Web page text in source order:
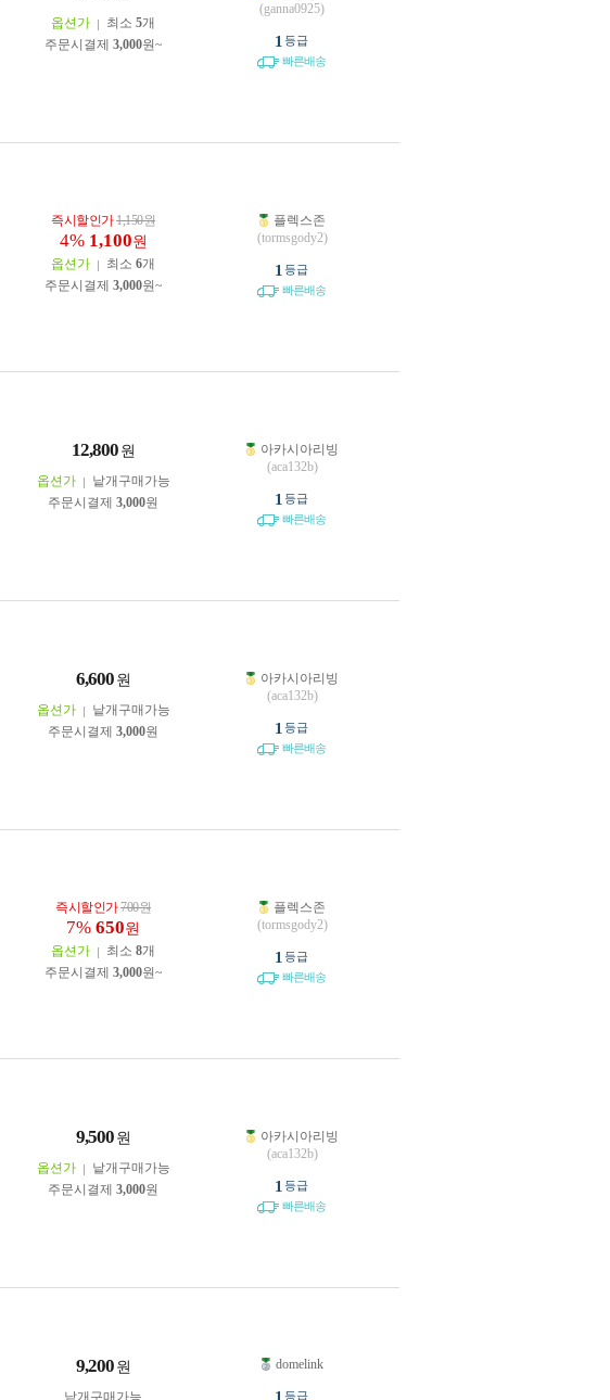
옵션가 최소 5개
주문시결제 3,000원~
(ganna0925)
1 등급
빠른배송
즉시할인가1,150원
4% 1,100원
옵션가 최소 6개
주문시결제 3,000원~
플렉스존
(tormsgody2)
1 등급
빠른배송
12,800 원
옵션가
낱개구매가능
주문시결제 3,000원
아카시아리빙
(aca132b)
1 등급
빠른배송
6,600 원
옵션가
낱개구매가능
주문시결제 3,000원
아카시아리빙
(aca132b)
1 등급
빠른배송
즉시할인가700원
7% 650원
옵션가 최소 8개
주문시결제 3,000원~
플렉스존
(tormsgody2)
1 등급
빠른배송
9,500 원
옵션가
낱개구매가능
주문시결제 3,000원
아카시아리빙
(aca132b)
1 등급
빠른배송
9,200 원
낱개구매가능
domelink
등급